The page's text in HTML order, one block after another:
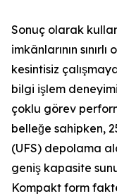
Sonuç olarak
imkânlarının
kesintisiz
bilgi işlem
çoklu görev
belleğe sahipken,
(UFS) depolama
geniş kapasite
Kompakt form